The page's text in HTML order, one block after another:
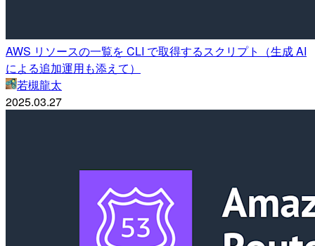
AWS リソースの一覧を CLI で取得するスクリプト（生成 AI
による追加運用も添えて）
若槻龍太
2025.03.27